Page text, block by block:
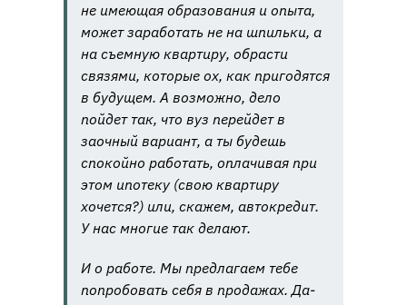
не имеющая образования и опыта,
может заработать не на шпильки, а
на съемную квартиру, обрасти
связями, которые ох, как пригодятся
в будущем. А возможно, дело
пойдет так, что вуз перейдет в
заочный вариант, а ты будешь
спокойно работать, оплачивая при
этом ипотеку (свою квартиру
хочется?) или, скажем, автокредит.
У нас многие так делают.
И о работе. Мы предлагаем тебе
попробовать себя в продажах. Да-